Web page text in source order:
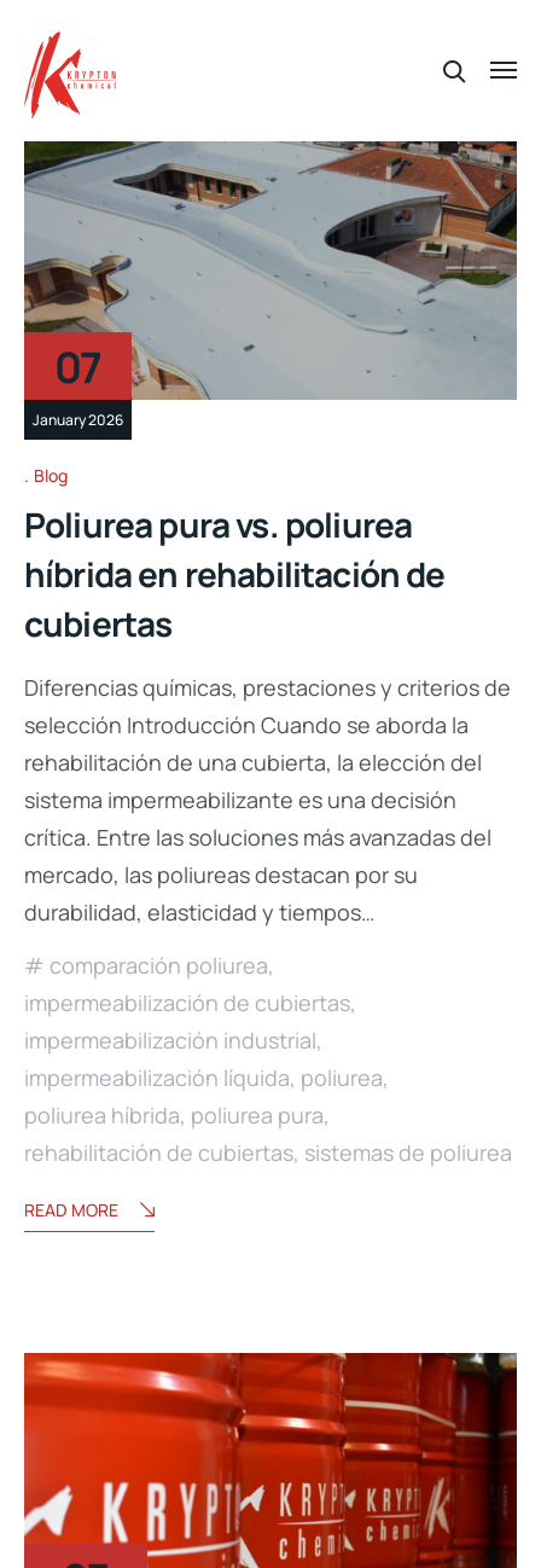
07
January 2026
Blog
Poliurea pura vs. poliurea
híbrida en rehabilitación de
cubiertas
Diferencias químicas, prestaciones y criterios de
selección Introducción Cuando se aborda la
rehabilitación de una cubierta, la elección del
sistema impermeabilizante es una decisión
crítica. Entre las soluciones más avanzadas del
mercado, las poliureas destacan por su
durabilidad, elasticidad y tiempos…
comparación poliurea,
impermeabilización de cubiertas,
impermeabilización industrial,
impermeabilización líquida, poliurea,
poliurea híbrida, poliurea pura,
rehabilitación de cubiertas, sistemas de poliurea
READ MORE